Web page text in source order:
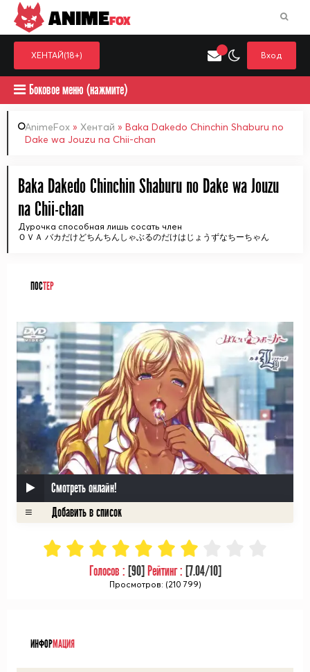
Выберите одну категорию для поиска Аниме
ANIMEFOX
ХЕНТАЙ(18+) Вход
Боковое меню (нажмите)
AnimeFox » Хентай » Baka Dakedo Chinchin Shaburu no
Dake wa Jouzu na Chii-chan
Baka Dakedo Chinchin Shaburu no Dake wa Jouzu
na Chii-chan
Дурочка способная лишь сосать член
ＯＶＡ バカだけどちんちんしゃぶるのだけはじょうずなちーちゃん
ПОСТЕР
Смотреть онлайн!
Голосов : [90] Рейтинг : [7.04/10]
Просмотров: (210 799)
ИНФОРМАЦИЯ